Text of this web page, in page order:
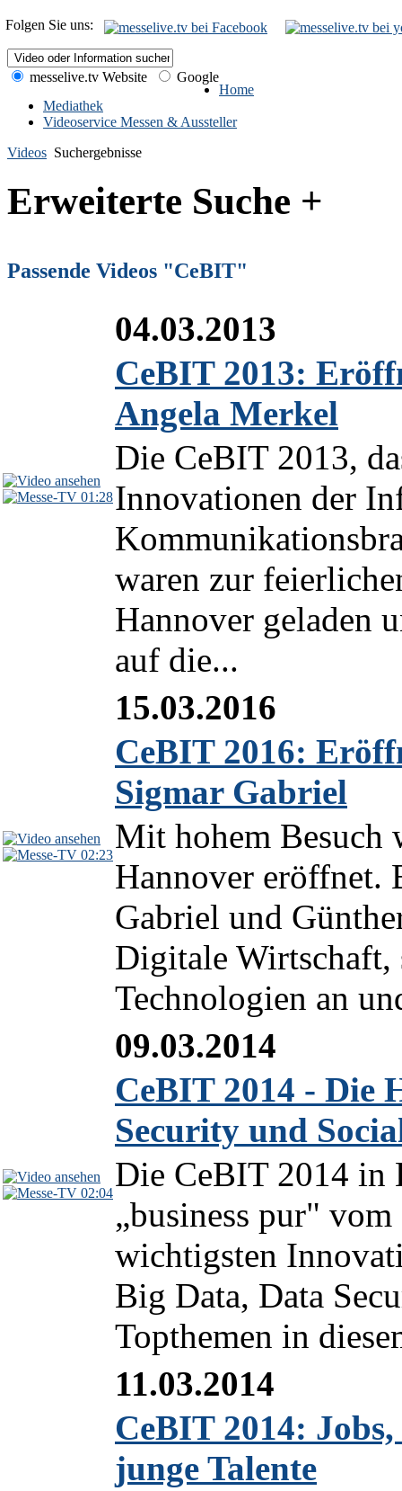
Folgen Sie uns:
messelive.tv Website
Google
Home
Mediathek
Videoservice Messen & Aussteller
Videos Suchergebnisse
Erweiterte Suche +
Passende Videos "CeBIT"
01:28
04.03.2013
CeBIT 2013:
Angela Merkel
Die CeBIT 2013,
Innovationen der
waren zur
Hannover geladen
auf die...
02:23
15.03.2016
CeBIT 2016:
Sigmar Gabriel
Mit hohem Besuch
Hannover eröffnet.
Gabriel und
Digitale Wirtschaft,
Technologien an
02:04
09.03.2014
CeBIT 2014 - Die
Security und
Die CeBIT 2014 in
„business pur"
wichtigsten
Big Data, Data
Topthemen in
11.03.2014
CeBIT 2014:
junge Talente